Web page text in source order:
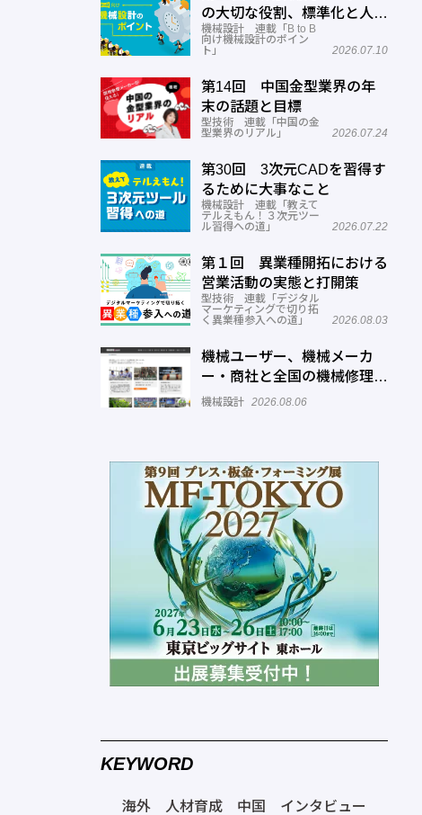
の大切な役割、標準化と人材
育成
機械設計 連載「B to B
向け機械設計のポイン
ト」
2026.07.10
第14回 中国金型業界の年
末の話題と目標
型技術 連載「中国の金
型業界のリアル」
2026.07.24
第30回 3次元CADを習得す
るために大事なこと
機械設計 連載「教えて
テルえもん！３次元ツー
ル習得への道」
2026.07.22
第１回 異業種開拓における
営業活動の実態と打開策
型技術 連載「デジタル
マーケティングで切り拓
く異業種参入への道」
2026.08.03
機械ユーザー、機械メーカ
ー・商社と全国の機械修理業
者をマッチングするサービス
機械設計 2026.08.06
KEYWORD
海外 人材育成 中国 インタビュー